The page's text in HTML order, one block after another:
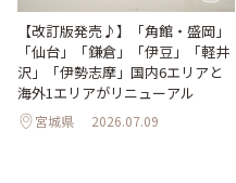
【改訂版発売♪】「角館・盛岡」
「仙台」「鎌倉」「伊豆」「軽井
沢」「伊勢志摩」国内6エリアと
海外1エリアがリニューアル
宮城県 2026.07.09